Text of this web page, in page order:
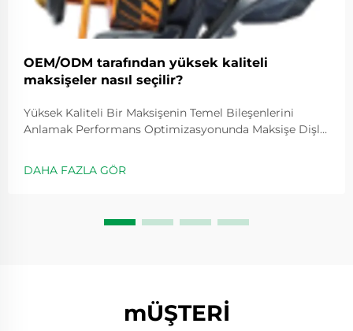
OEM/ODM tarafından yüksek kaliteli
maksişeler nasıl seçilir?
Yüksek Kaliteli Bir Maksişenin Temel Bileşenlerini
Anlamak Performans Optimizasyonunda Maksişe Dişli
döneceğini belirler ve genellikle 5.2:1 gibi değerlerle
ifade edilir; bu değer, kolu bir kez çevirdiğimizde
DAHA FAZLA GÖR
mÜŞTERİ